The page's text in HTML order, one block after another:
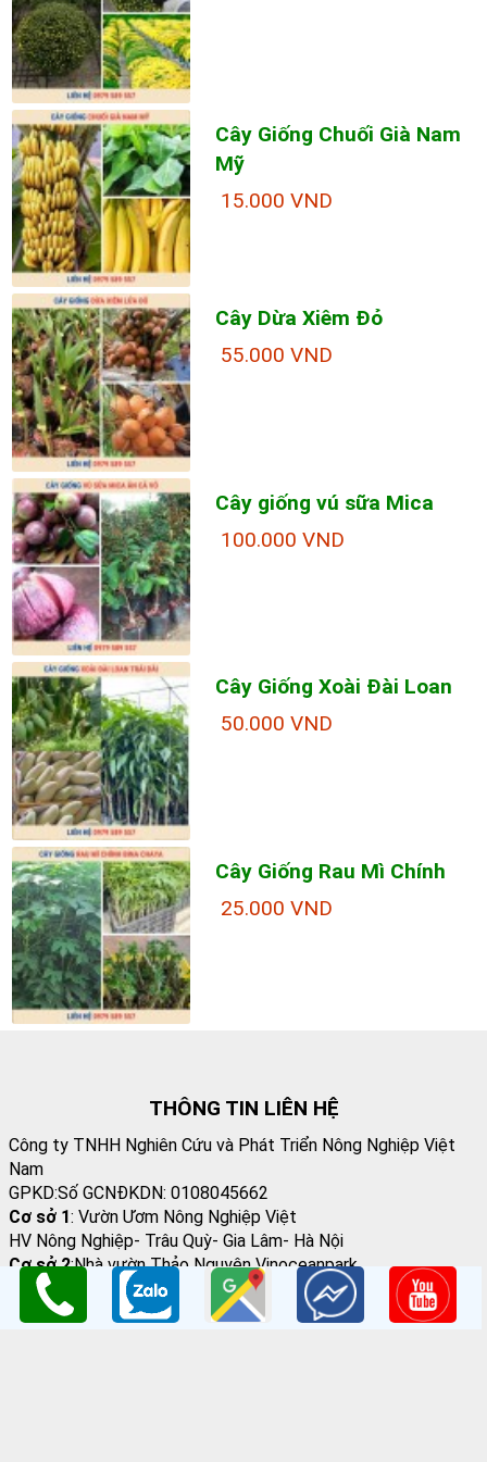
Cây Giống Chuối Già Nam
Mỹ
15.000 VND
Cây Dừa Xiêm Đỏ
55.000 VND
Cây giống vú sữa Mica
100.000 VND
Cây Giống Xoài Đài Loan
50.000 VND
Cây Giống Rau Mì Chính
25.000 VND
THÔNG TIN LIÊN HỆ
Công ty TNHH Nghiên Cứu và Phát Triển Nông Nghiệp Việt
Nam
GPKD:Số GCNĐKDN: 0108045662
Cơ sở 1: Vườn Ươm Nông Nghiệp Việt
HV Nông Nghiệp- Trâu Quỳ- Gia Lâm- Hà Nội
Cơ sở 2:Nhà vườn Thảo Nguyên Vinoceanpark
ĐC: Đường Lý Thánh Tông, Đa Tốn, Gia Lâm, HN
Email: giongcaynongnghiep@gmail.com